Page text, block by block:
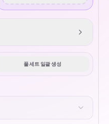
풀 세트 일괄 생성